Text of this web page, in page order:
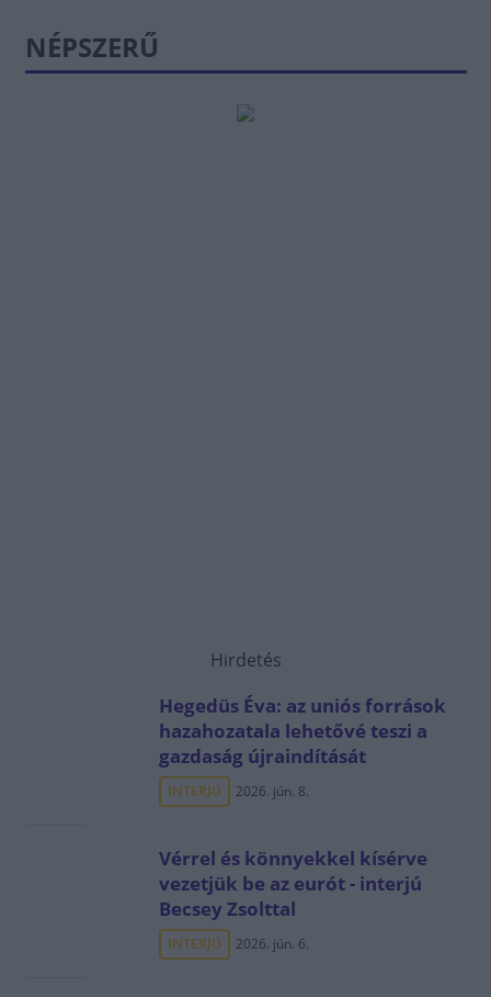
NÉPSZERŰ
Hirdetés
Hegedüs Éva: az uniós források
hazahozatala lehetővé teszi a
gazdaság újraindítását
INTERJÚ 2026. jún. 8.
Vérrel és könnyekkel kísérve
vezetjük be az eurót - interjú
Becsey Zsolttal
INTERJÚ 2026. jún. 6.